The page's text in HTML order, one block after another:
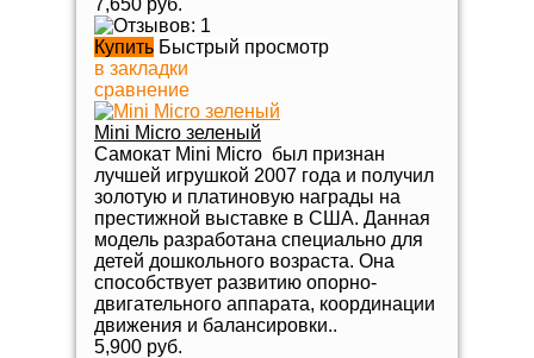
7,650 руб.
Купить Быстрый просмотр
в закладки
сравнение
Mini Micro зеленый
Самокат Mini Micro был признан
лучшей игрушкой 2007 года и получил
золотую и платиновую награды на
престижной выставке в США. Данная
модель разработана специально для
детей дошкольного возраста. Она
способствует развитию опорно-
двигательного аппарата, координации
движения и балансировки..
5,900 руб.